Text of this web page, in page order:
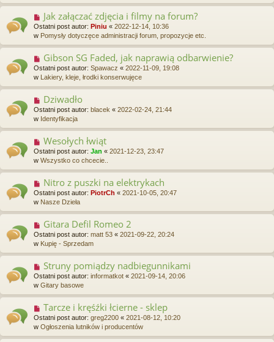
s
t
N
o
w
o
s
t
Jak załączać zdjęcia i filmy na forum?
Ostatni post autor: Piniu « 2022-12-14, 10:36
w Pomysły dotyczęce administracji forum, propozycje etc.
N
o
w
o
s
t
Gibson SG Faded, jak naprawią odbarwienie?
Ostatni post autor: Spawacz « 2022-11-09, 19:08
w
Lakiery, kleje, łrodki konserwujęce
N
o
w
o
s
t
Dziwadło
Ostatni post autor: blacek « 2022-02-24, 21:44
w Identyfikacja
N
o
w
o
s
t
Wesołych łwiąt
Ostatni post autor: Jan « 2021-12-23, 23:47
w Wszystko co chcecie..
N
o
w
o
s
t
Nitro z puszki na elektrykach
Ostatni post autor: PiotrCh « 2021-10-05, 20:47
w Nasze Dzieła
N
o
w
o
s
t
Gitara Defil Romeo 2
Ostatni post autor: matt 53 « 2021-09-22, 20:24
w Kupię - Sprzedam
N
o
w
s
t
Struny pomiądzy nadbiegunnikami
Ostatni post autor: informatkot « 2021-09-14, 20:06
w Gitary basowe
N
o
w
Tarcze i kręśźki łcierne - sklep
Ostatni post autor: greg2200 « 2021-08-12, 10:20
w Ogłoszenia lutników i producentów